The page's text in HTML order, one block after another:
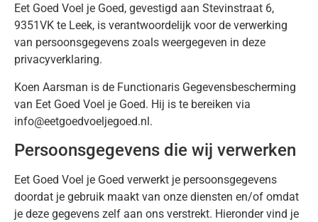
Eet Goed Voel je Goed, gevestigd aan Stevinstraat 6,
9351VK te Leek, is verantwoordelijk voor de verwerking
van persoonsgegevens zoals weergegeven in deze
privacyverklaring.
Koen Aarsman is de Functionaris Gegevensbescherming
van Eet Goed Voel je Goed. Hij is te bereiken via
info@eetgoedvoeljegoed.nl.
Persoonsgegevens die wij verwerken
Eet Goed Voel je Goed verwerkt je persoonsgegevens
doordat je gebruik maakt van onze diensten en/of omdat
je deze gegevens zelf aan ons verstrekt. Hieronder vind je